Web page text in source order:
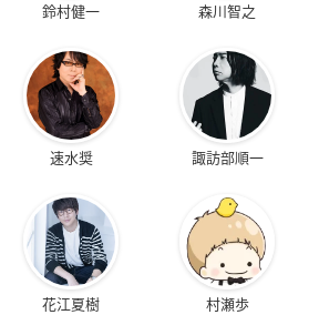
鈴村健一 森川智之
速水奨 諏訪部順一
花江夏樹 村瀬歩